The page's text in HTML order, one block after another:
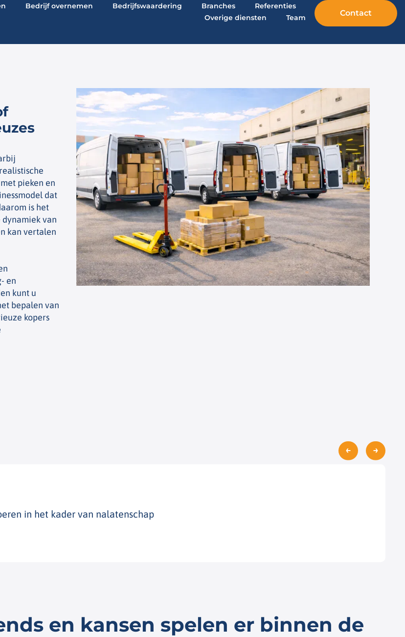
Contact
Bedrijf overnemen Bedrijfswaardering Branches
Referenties
Overige diensten
Team
pieken en
dat
is het
van
kan vertalen
en
kunt u
bepalen van
kopers
in het kader van nalatenschap
en kansen spelen er binnen de